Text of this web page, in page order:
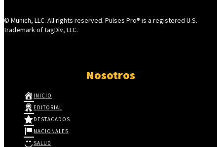
© Munich, LLC. All rights reserved. Pulses Pro® is a registered U.S.
trademark of tagDiv, LLC.
Nosotros
INICIO
EDITORIAL
DESTACADOS
NACIONALES
SALUD